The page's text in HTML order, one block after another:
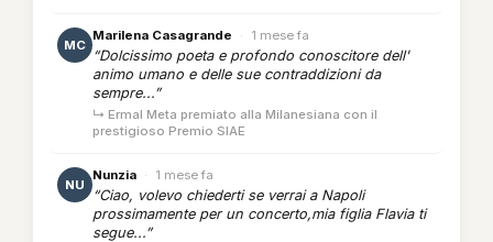
MC
Marilena Casagrande · 1 mese fa
“Dolcissimo poeta e profondo conoscitore dell'
animo umano e delle sue contraddizioni da
sempre...”
↳ Ermal Meta premiato alla Milanesiana con il
prestigioso Premio SIAE
NU
Nunzia · 1 mese fa
“Ciao, volevo chiederti se verrai a Napoli
prossimamente per un concerto,mia figlia Flavia ti
segue...”